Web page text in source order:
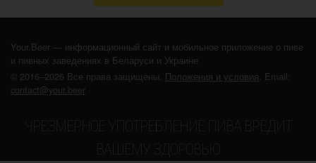
Your.Beer — информационный сайт и мобильное приложение о пиве
и пивных заведениях в Беларуси и Украине
© 2016–2026 Все права защищены. Положения и условия. Email:
contact@your.beer
ЧРЕЗМЕРНОЕ УПОТРЕБЛЕНИЕ ПИВА ВРЕДИТ
ВАШЕМУ ЗДОРОВЬЮ